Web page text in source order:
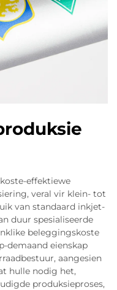
effektiewe
veral vir klein- tot
van standaard inkjet-
duur spesialiseerde
beleggingskoste
demaand eienskap
aangesien
hulle nodig het,
produksieproses,